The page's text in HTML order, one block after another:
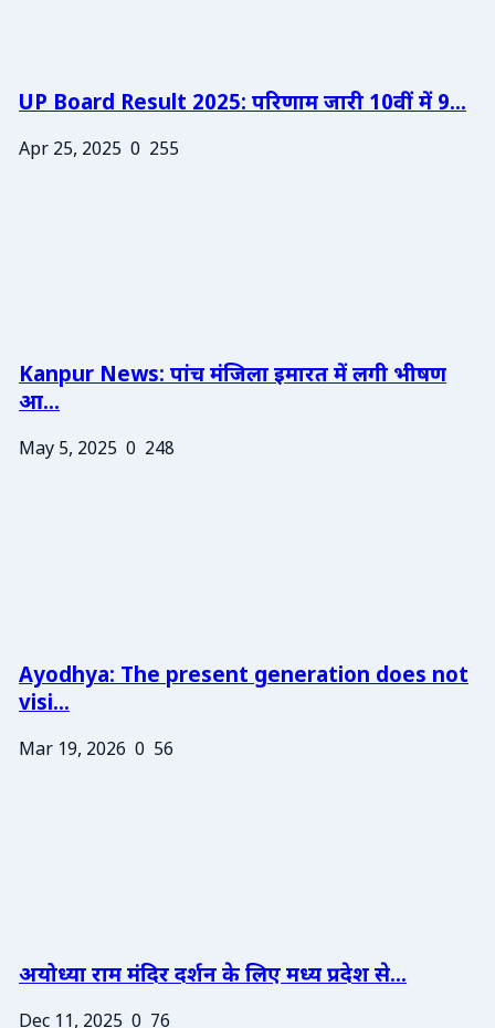
UP Board Result 2025: परिणाम जारी 10वीं में 9...
Apr 25, 2025 0 255
Kanpur News: पांच मंजिला इमारत में लगी भीषण
आ...
May 5, 2025 0 248
Ayodhya: The present generation does not
visi...
Mar 19, 2026 0 56
अयोध्या राम मंदिर दर्शन के लिए मध्य प्रदेश से...
Dec 11, 2025 0 76